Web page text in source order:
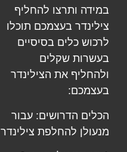
במידה ותרצו להחליף
צילינדר בעצמכם תוכלו
לרכוש כלים בסיסיים
בעשרות שקלים
ולהחליף את הצילינדר
בעצמכם:
הכלים הדרושים: עבור
מנעולן להחלפת צילינדר